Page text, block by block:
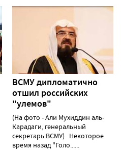
ВСМУ дипломатично
отшил российских
"улемов"
(На фото - Али Мухиддин аль-
Карадаги, генеральный
секретарь ВСМУ) Некоторое
время назад "Голо......